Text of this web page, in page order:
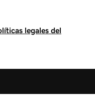
legales del